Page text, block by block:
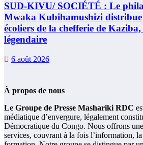
SUD-KIVU/ SOCIÉTÉ : Le
Mwaka Kubihamushizi distribue
écoliers de la chefferie de
légendaire
6 août 2026
À propos de nous
Le Groupe de Presse Mashariki RDC
médiatique d’envergure, légalement
Démocratique du Congo. Nous offrons
services, couvrant à la fois l’information,